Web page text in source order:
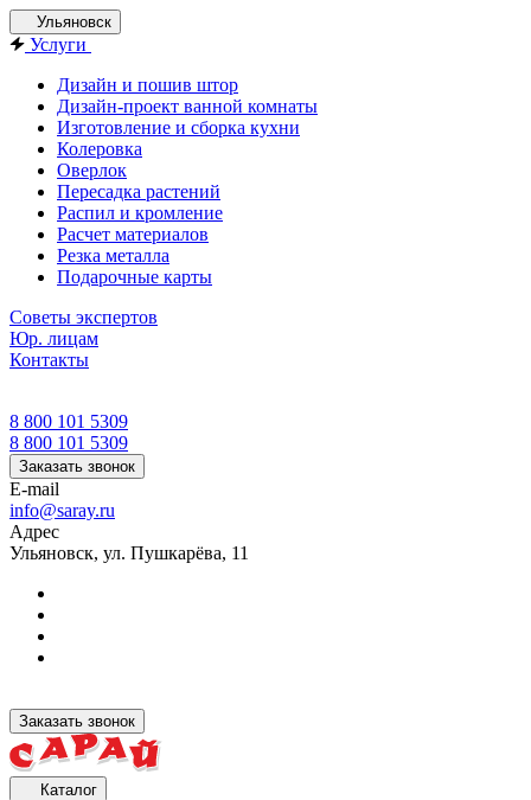
Ульяновск
Услуги
Дизайн и пошив штор
Дизайн-проект ванной комнаты
Изготовление и сборка кухни
Колеровка
Оверлок
Пересадка растений
Распил и кромление
Расчет материалов
Резка металла
Подарочные карты
Советы экспертов
Юр. лицам
Контакты
8 800 101 5309
8 800 101 5309
Заказать звонок
E-mail
info@saray.ru
Адрес
Ульяновск, ул. Пушкарёва, 11
Заказать звонок
Каталог